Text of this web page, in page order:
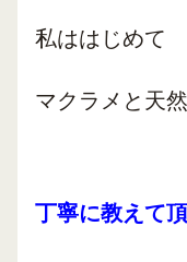
私ははじめて
マクラメと天
丁寧に教えて